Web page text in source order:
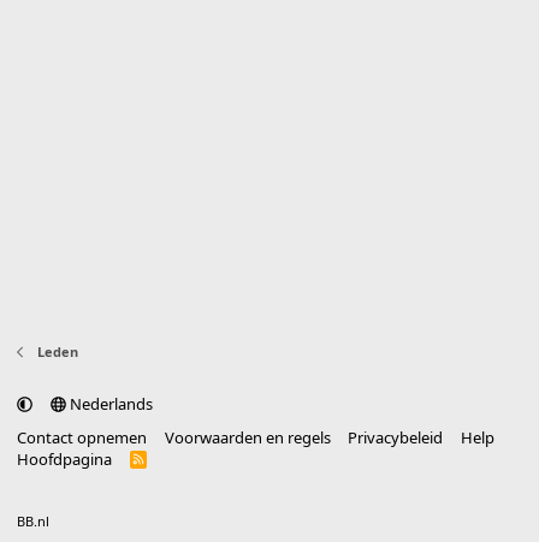
Leden
Nederlands
Contact opnemen
Voorwaarden en regels Privacybeleid
Help
Hoofdpagina
R
BB.nl